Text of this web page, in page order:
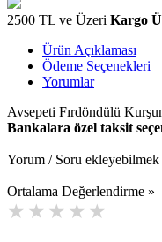
2500 TL ve Üzeri Kargo
Ürün Açıklaması
Ödeme Seçenekleri
Yorumlar
Avsepeti Fırdöndülü
Bankalara özel taksit
Yorum / Soru
Ortalama Değerlendirme »